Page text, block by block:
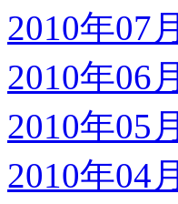
2010年07月
2010年06月
2010年05月
2010年04月